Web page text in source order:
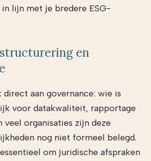
lijn met je bredere ESG-
en
direct aan governance: wie is
voor datakwaliteit, rapportage
veel organisaties zijn deze
nog niet formeel belegd.
om juridische afspraken